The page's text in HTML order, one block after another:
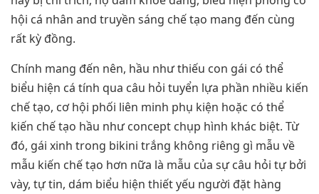
hội cá nhân and truyền sáng chế tạo mang đến cùng
rất kỳ đồng.
Chính mang đến nên, hầu như thiếu con gái có thể
biểu hiện cá tính qua câu hỏi tuyển lựa phần nhiều kiến
chế tạo, cơ hội phối liên minh phụ kiện hoặc có thể
kiến chế tạo hầu như concept chụp hình khác biệt. Từ
đó, gái xinh trong bikini trắng không riêng gì mẫu về
mẫu kiến chế tạo hơn nữa là mẫu của sự câu hỏi tự bởi
vày, tự tin, dám biểu hiện thiết yếu người đặt hàng